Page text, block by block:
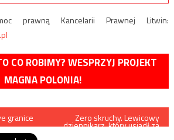
prawną Kancelarii Prawnej Litwin:
CO ROBIMY? WESPRZYJ PROJEKT
MAGNA POLONIA!
granice Zero skruchy. Lewicowy
dziennikarz, który usiadł za